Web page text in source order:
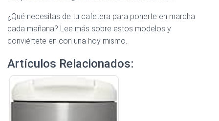
¿Qué necesitas de tu cafetera para ponerte en marcha
cada mañana? Lee más sobre estos modelos y
conviértete en con una hoy mismo.
Artículos Relacionados: